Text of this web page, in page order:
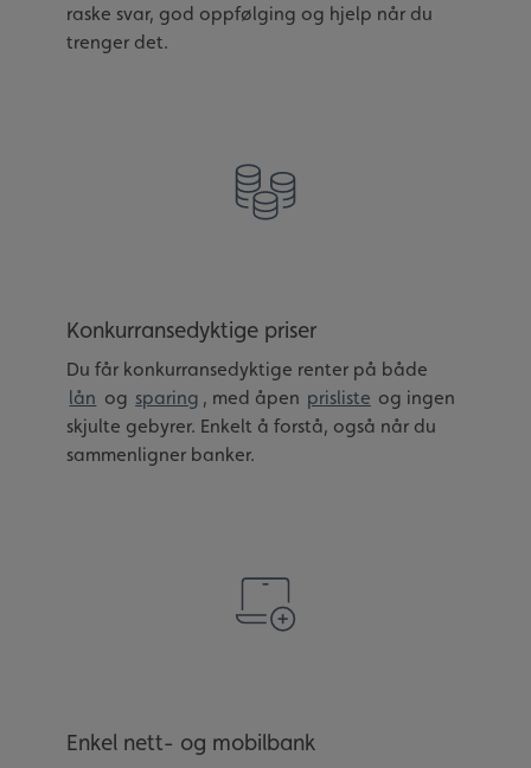
raske svar, god oppfølging og hjelp når du
trenger det.
Konkurransedyktige priser
Du får konkurransedyktige renter på både
lån og sparing , med åpen prisliste og ingen
skjulte gebyrer. Enkelt å forstå, også når du
sammenligner banker.
Enkel nett- og mobilbank